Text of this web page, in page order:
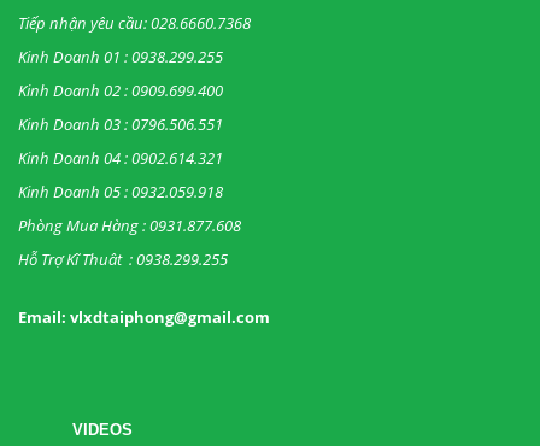
Tiếp nhận yêu cầu: 028.6660.7368
Kinh Doanh 01 : 0938.299.255
Kinh Doanh 02 : 0909.699.400
Kinh Doanh 03 : 0796.506.551
Kinh Doanh 04 : 0902.614.321
Kinh Doanh 05 : 0932.059.918
Phòng Mua Hàng : 0931.877.608
Hỗ Trợ Kĩ Thuât : 0938.299.255
Email: vlxdtaiphong@gmail.com
VIDEOS